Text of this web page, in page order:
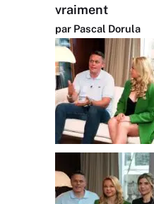
vraiment
par Pascal Dorula